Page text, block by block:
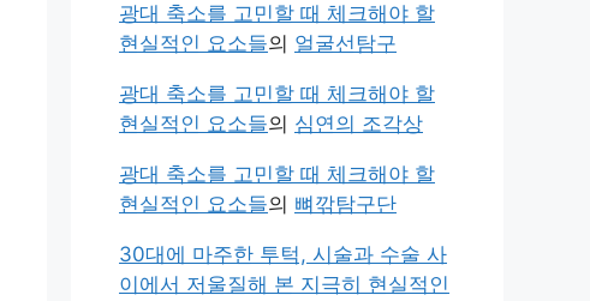
광대 축소를 고민할 때 체크해야 할
현실적인 요소들의 얼굴선탐구
광대 축소를 고민할 때 체크해야 할
현실적인 요소들의 심연의 조각상
광대 축소를 고민할 때 체크해야 할
현실적인 요소들의 뼈깎탐구단
30대에 마주한 투턱, 시술과 수술 사
이에서 저울질해 본 지극히 현실적인